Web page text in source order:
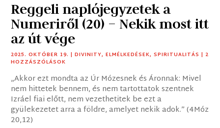
Reggeli naplójegyzetek a
Numeriről (20) – Nekik most itt
az út vége
2025. OKTÓBER 19. |DIVINITY,ELMÉLKEDÉSEK,SPIRITUALITÁS | 2
HOZZÁSZÓLÁSOK
„Akkor ezt mondta az Úr Mózesnek és Áronnak: Mivel
nem hittetek bennem, és nem tartottatok szentnek
Izráel fiai előtt, nem vezethetitek be ezt a
gyülekezetet arra a földre, amelyet nekik adok.” (4Móz
20,12)